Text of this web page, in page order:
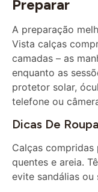
A preparação
Vista calças
camadas – as
enquanto as
protetor solar,
telefone ou
Dicas De
Calças
quentes e areia.
evite sandálias
Segurança Da